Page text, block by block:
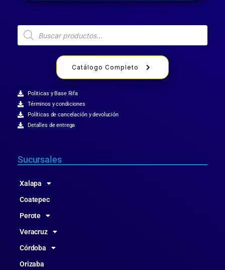
Catálogo Completo
Politicas y Base Rifa
Términos y condiciones
Políticas de cancelación y devolución
Detalles de entrega
Sucursales
Xalapa
Coatepec
Perote
Veracruz
Córdoba
Orizaba